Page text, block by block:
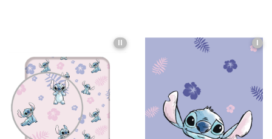
II I